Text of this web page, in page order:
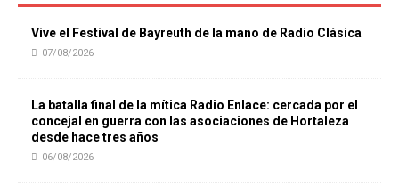
Vive el Festival de Bayreuth de la mano de Radio Clásica
07/08/2026
La batalla final de la mítica Radio Enlace: cercada por el
concejal en guerra con las asociaciones de Hortaleza
desde hace tres años
06/08/2026